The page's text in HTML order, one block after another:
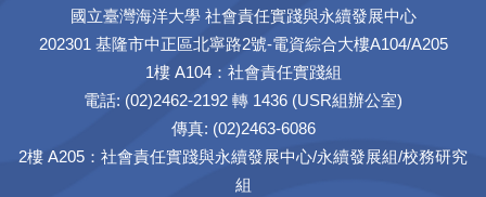
國立臺灣海洋大學 社會責任實踐與永續發展中心
202301 基隆市中正區北寧路2號-電資綜合大樓A104/A205
1樓 A104：社會責任實踐組
電話: (02)2462-2192 轉 1436 (USR組辦公室)
傳真: (02)2463-6086
2樓 A205：社會責任實踐與永續發展中心/永續發展組/校務研究
組